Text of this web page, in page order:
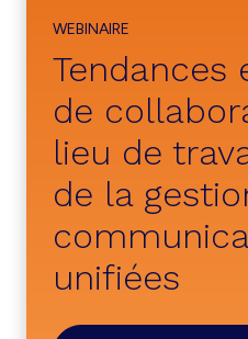
WEBINAIRE
Tendances
de
lieu de
de la
unifiées